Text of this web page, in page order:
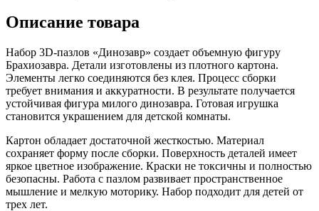
Описание товара
Набор 3D-пазлов «Динозавр» создает объемную фигуру
Брахиозавра. Детали изготовлены из плотного картона.
Элементы легко соединяются без клея. Процесс сборки
требует внимания и аккуратности. В результате получается
устойчивая фигура милого динозавра. Готовая игрушка
становится украшением для детской комнаты.
Картон обладает достаточной жесткостью. Материал
сохраняет форму после сборки. Поверхность деталей имеет
яркое цветное изображение. Краски не токсичны и полностью
безопасны. Работа с пазлом развивает пространственное
мышление и мелкую моторику. Набор подходит для детей от
трех лет.